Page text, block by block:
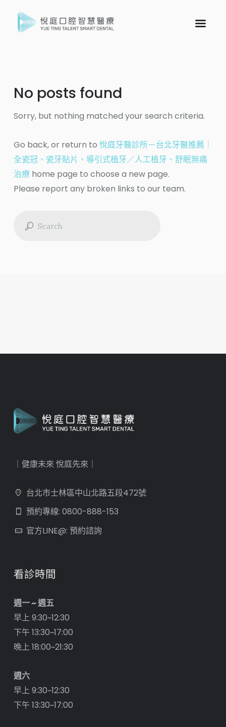
No posts found
Sorry, but nothing matched your search criteria.
Go back, or return to 悅庭牙醫診所－台北牙醫推薦｜
全瓷冠、瓷牙貼片、導引式植牙／人工植牙、舒眠無痛
治療home page to choose a new page.
Please report any broken links to our team.
｜健康未來 悅庭先來｜
台北市士林區中山北路五段472號
預約專線: 0800-888-153
官方LINE@: 預約諮詢
看診時間
週一 ~ 週五
早上 9:30~12:30
下午 13:30~17:00
晚上 18:00~21:30
週六
早上 9:30~12:30
下午 13:30~17:00